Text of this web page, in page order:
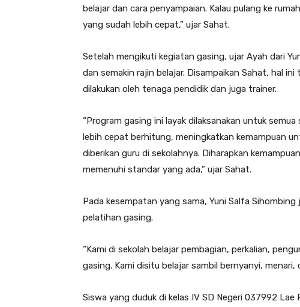
belajar dan cara penyampaian. Kalau pulang ke
yang sudah lebih cepat,” ujar Sahat.
Setelah mengikuti kegiatan gasing, ujar Ayah dari
dan semakin rajin belajar. Disampaikan Sahat, hal
dilakukan oleh tenaga pendidik dan juga trainer.
“Program gasing ini layak dilaksanakan untuk
lebih cepat berhitung, meningkatkan kemampuan
diberikan guru di sekolahnya. Diharapkan
memenuhi standar yang ada,” ujar Sahat.
Pada kesempatan yang sama, Yuni Salfa
pelatihan gasing.
“Kami di sekolah belajar pembagian, perkalian,
gasing. Kami disitu belajar sambil bernyanyi, menari,
Siswa yang duduk di kelas IV SD Negeri 037992